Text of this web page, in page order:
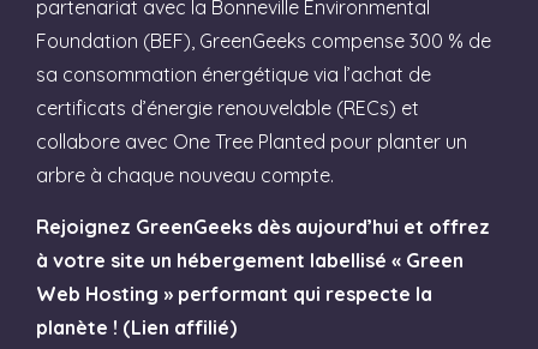
partenariat avec la Bonneville Environmental
Foundation (BEF), GreenGeeks compense 300 % de
sa consommation énergétique via l’achat de
certificats d’énergie renouvelable (RECs) et
collabore avec One Tree Planted pour planter un
arbre à chaque nouveau compte.
Rejoignez GreenGeeks dès aujourd’hui et offrez
à votre site un hébergement labellisé « Green
Web Hosting » performant qui respecte la
planète ! (Lien affilié)